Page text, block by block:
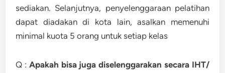
sediakan. Selanjutnya, penyelenggaraan pelatihan
dapat diadakan di kota lain, asalkan memenuhi
minimal kuota 5 orang untuk setiap kelas
Q : Apakah bisa juga diselenggarakan secara IHT/